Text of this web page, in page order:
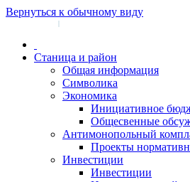
Вернуться к обычному виду
|
Станица и район
Общая информация
Символика
Экономика
Инициативное
Общесвенные
Антимонопольный
Проекты
Инвестиции
Инвестиции